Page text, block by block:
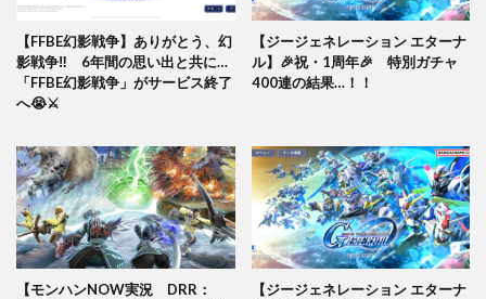
【FFBE幻影戦争】ありがとう、幻
影戦争‼️ 6年間の思い出と共に…
「FFBE幻影戦争」がサービス終了
へ😭⚔️
【ジージェネレーション エターナ
ル】🎉祝・1周年🎉 特別ガチャ
400連の結果…！！
【モンハンNOW実況 DRR：
【ジージェネレーション エターナ